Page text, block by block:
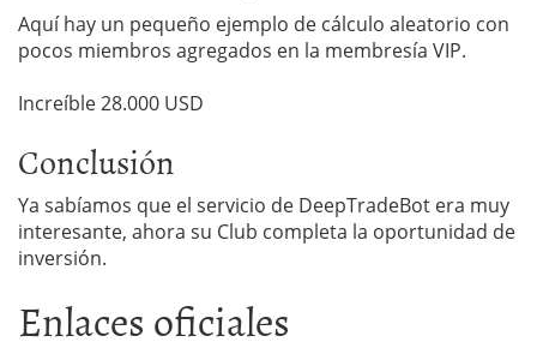
Aquí hay un pequeño ejemplo de cálculo aleatorio con
pocos miembros agregados en la membresía VIP.
Increíble28.000 USD
Conclusión
Ya sabíamos que el servicio de DeepTradeBot era muy
interesante, ahora su Club completa la oportunidad de
inversión.
Enlaces oficiales